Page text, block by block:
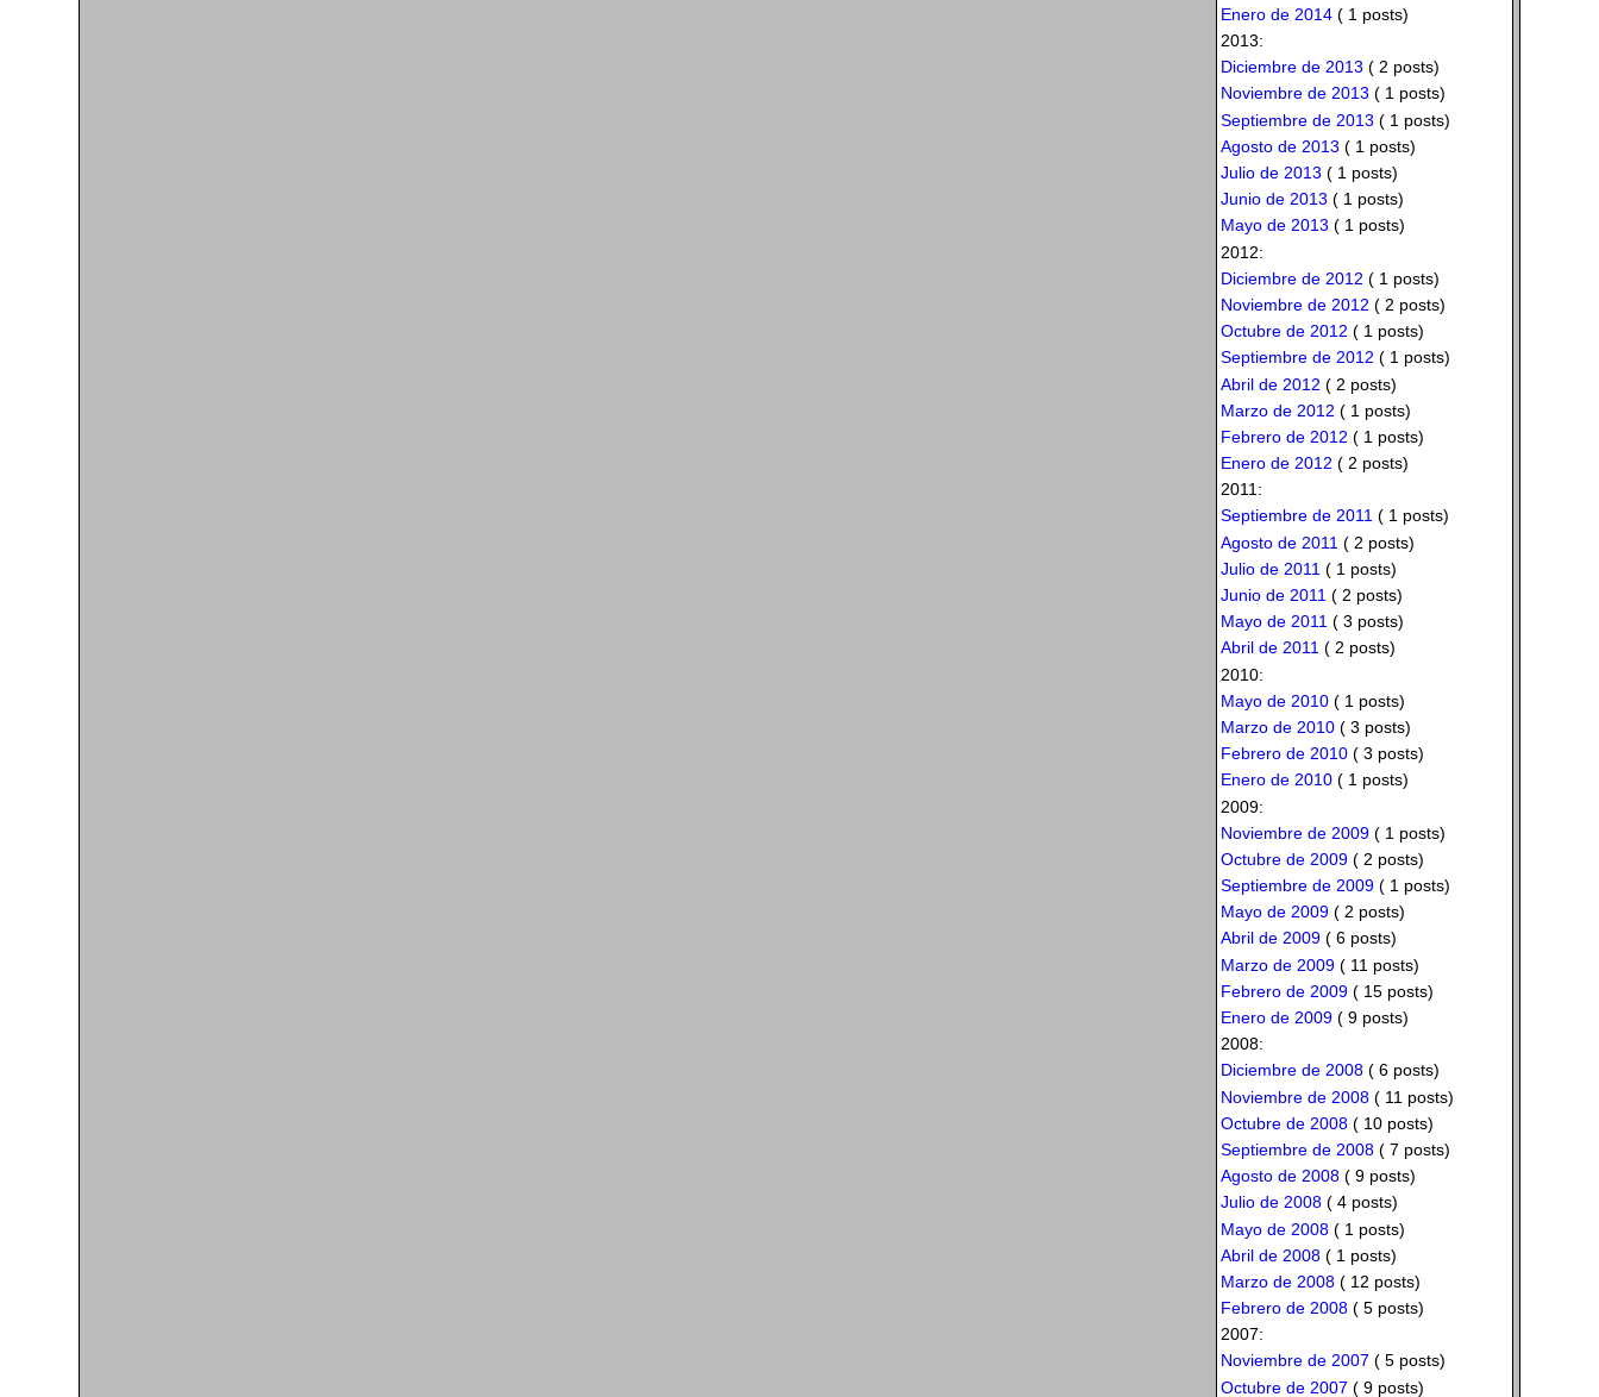
Enero de 2014( 1 posts)
2013:
Diciembre de 2013 ( 2 posts)
Noviembre de 2013 ( 1 posts)
Septiembre de 2013 ( 1 posts)
Agosto de 2013 ( 1 posts)
Julio de 2013 ( 1 posts)
Junio de 2013 ( 1 posts)
Mayo de 2013 ( 1 posts)
2012:
Diciembre de 2012 ( 1 posts)
Noviembre de 2012 ( 2 posts)
Octubre de 2012 ( 1 posts)
Septiembre de 2012 ( 1 posts)
Abril de 2012 ( 2 posts)
Marzo de 2012 ( 1 posts)
Febrero de 2012 ( 1 posts)
Enero de 2012 ( 2 posts)
2011:
Septiembre de 2011( 1 posts)
Agosto de 2011 ( 2 posts)
Julio de 2011 ( 1 posts)
Junio de 2011 ( 2 posts)
Mayo de 2011 ( 3 posts)
Abril de 2011( 2 posts)
2010:
Mayo de 2010( 1 posts)
Marzo de 2010( 3 posts)
Febrero de 2010( 3 posts)
Enero de 2010( 1 posts)
2009:
Noviembre de 2009( 1 posts)
Octubre de 2009( 2 posts)
Septiembre de 2009( 1 posts)
Mayo de 2009( 2 posts)
Abril de 2009( 6 posts)
Marzo de 2009( 11 posts)
Febrero de 2009( 15 posts)
Enero de 2009( 9 posts)
2008:
Diciembre de 2008( 6 posts)
Noviembre de 2008( 11 posts)
Octubre de 2008( 10 posts)
Septiembre de 2008( 7 posts)
Agosto de 2008( 9 posts)
Julio de 2008( 4 posts)
Mayo de 2008( 1 posts)
Abril de 2008( 1 posts)
Marzo de 2008( 12 posts)
Febrero de 2008( 5 posts)
2007:
Noviembre de 2007 ( 5 posts)
Octubre de 2007 ( 9 posts)